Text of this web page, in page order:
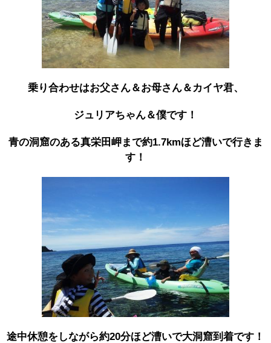
乗り合わせはお父さん＆お母さん＆カイヤ君、
ジュリアちゃん＆僕です！
青の洞窟のある真栄田岬まで約1.7kmほど漕いで行きま
す！
途中休憩をしながら約20分ほど漕いで大洞窟到着です！